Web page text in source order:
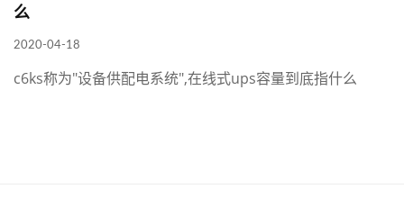
么
2020-04-18
c6ks称为"设备供配电系统",在线式ups容量到底指什么